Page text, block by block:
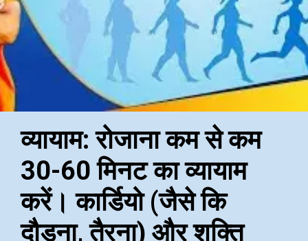
व्यायाम: रोजाना कम से कम
30-60 मिनट का व्यायाम
करें। कार्डियो (जैसे कि
दौड़ना, तैरना) और शक्ति